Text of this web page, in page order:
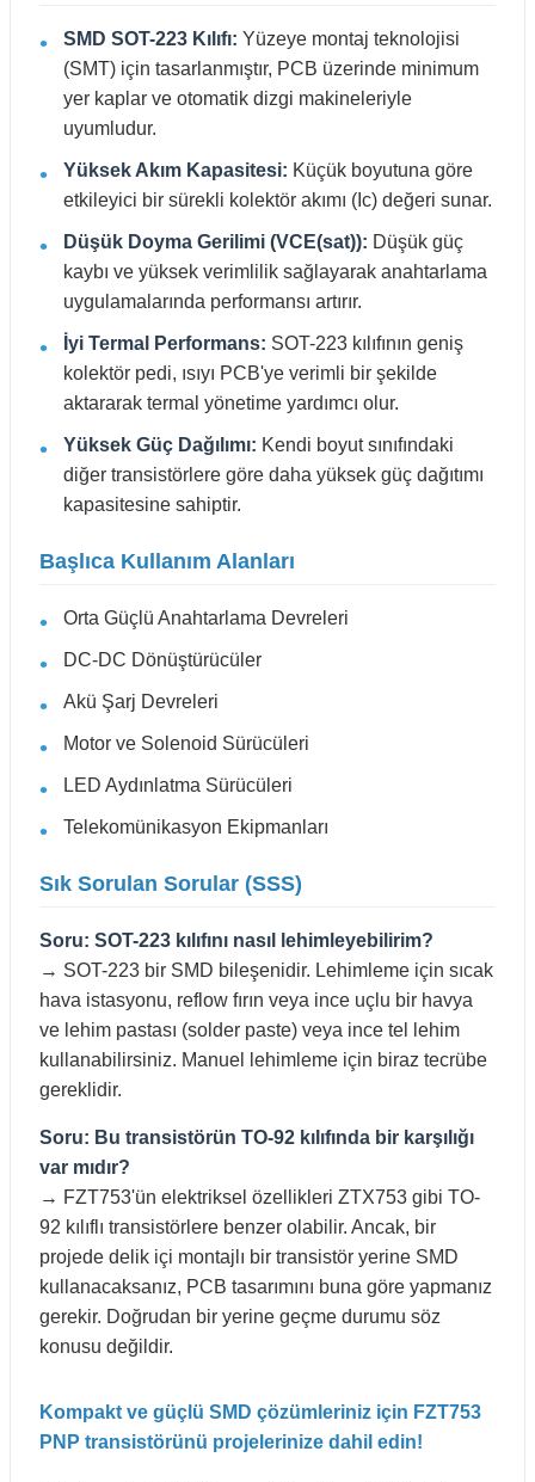
SMD SOT-223 Kılıfı: Yüzeye montaj teknolojisi
(SMT) için tasarlanmıştır, PCB üzerinde minimum
yer kaplar ve otomatik dizgi makineleriyle
uyumludur.
Yüksek Akım Kapasitesi: Küçük boyutuna göre
etkileyici bir sürekli kolektör akımı (Ic) değeri sunar.
Düşük Doyma Gerilimi (VCE(sat)): Düşük güç
kaybı ve yüksek verimlilik sağlayarak anahtarlama
uygulamalarında performansı artırır.
İyi Termal Performans: SOT-223 kılıfının geniş
kolektör pedi, ısıyı PCB'ye verimli bir şekilde
aktararak termal yönetime yardımcı olur.
Yüksek Güç Dağılımı: Kendi boyut sınıfındaki
diğer transistörlere göre daha yüksek güç dağıtımı
kapasitesine sahiptir.
Başlıca Kullanım Alanları
Orta Güçlü Anahtarlama Devreleri
DC-DC Dönüştürücüler
Akü Şarj Devreleri
Motor ve Solenoid Sürücüleri
LED Aydınlatma Sürücüleri
Telekomünikasyon Ekipmanları
Sık Sorulan Sorular (SSS)
Soru: SOT-223 kılıfını nasıl lehimleyebilirim?
→ SOT-223 bir SMD bileşenidir. Lehimleme için sıcak
hava istasyonu, reflow fırın veya ince uçlu bir havya
ve lehim pastası (solder paste) veya ince tel lehim
kullanabilirsiniz. Manuel lehimleme için biraz tecrübe
gereklidir.
Soru: Bu transistörün TO-92 kılıfında bir karşılığı
var mıdır?
→ FZT753'ün elektriksel özellikleri ZTX753 gibi TO-
92 kılıflı transistörlere benzer olabilir. Ancak, bir
projede delik içi montajlı bir transistör yerine SMD
kullanacaksanız, PCB tasarımını buna göre yapmanız
gerekir. Doğrudan bir yerine geçme durumu söz
konusu değildir.
Kompakt ve güçlü SMD çözümleriniz için FZT753
PNP transistörünü projelerinize dahil edin!